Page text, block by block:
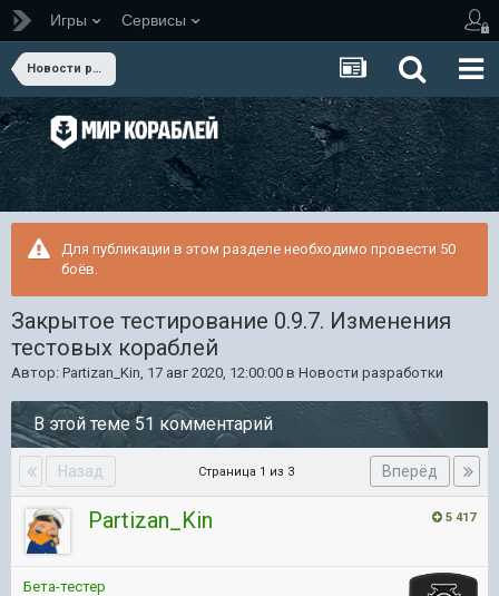
Игры Сервисы
Новости разработки
Для публикации в этом разделе необходимо провести 50
боёв.
Закрытое тестирование 0.9.7. Изменения
тестовых кораблей
Автор: Partizan_Kin, 17 авг 2020, 12:00:00 в Новости разработки
В этой теме 51 комментарий
Назад Вперёд
Страница 1 из 3
5 417
Partizan_Kin
Бета-тестер